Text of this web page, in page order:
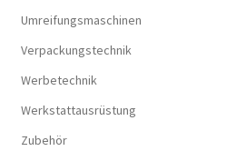
Umreifungsmaschinen
Verpackungstechnik
Werbetechnik
Werkstattausrüstung
Zubehör